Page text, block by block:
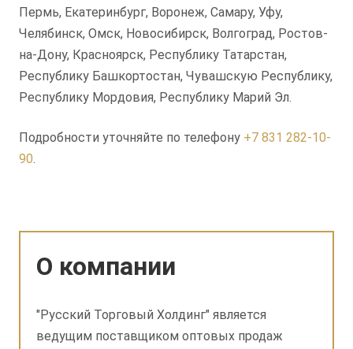
Пермь, Екатеринбург, Воронеж, Самару, Уфу,
Челябинск, Омск, Новосибирск, Волгоград, Ростов-
на-Дону, Красноярск, Республику Татарстан,
Республику Башкортостан, Чувашскую Республику,
Республику Мордовия, Республику Марий Эл.
Подробности уточняйте по телефону +7 831 282-10-
90.
О компании
"Русский Торговый Холдинг" является
ведущим поставщиком оптовых продаж